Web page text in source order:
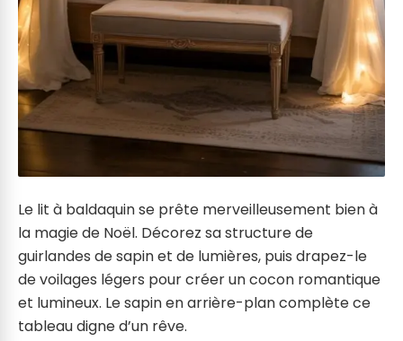
Le lit à baldaquin se prête merveilleusement bien à
la magie de Noël. Décorez sa structure de
guirlandes de sapin et de lumières, puis drapez-le
de voilages légers pour créer un cocon romantique
et lumineux. Le sapin en arrière-plan complète ce
tableau digne d’un rêve.